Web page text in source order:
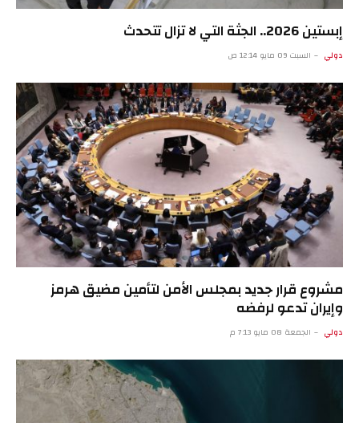
إبستين 2026.. الجثة التي لا تزال تتحدث
دولي السبت 09 مايو 12:14 ص
مشروع قرار جديد بمجلس الأمن لتأمين مضيق هرمز
وإيران تدعو لرفضه
دولي الجمعة 08 مايو 7:13 م